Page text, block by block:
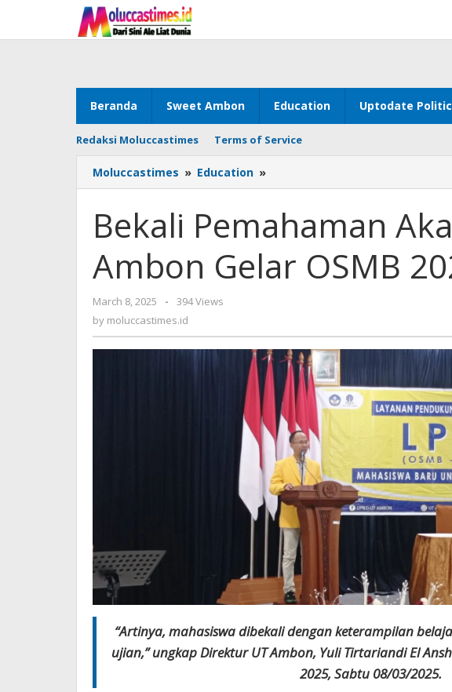
content
Beranda Sweet Ambon Education Uptodate
Redaksi Moluccastimes Terms of Service
Moluccastimes » Education »
Pemahaman
UT
Ambon
OSMB
Bekali Pemahaman
Ambon Gelar OSMB
March 8, 2025
by
moluccastimes.id
-
394 Views
by moluccastimes.id
“Artinya, mahasiswa dibekali dengan keterampilan
ujian,” ungkap Direktur UT Ambon, Yuli Tirtariandi El
2025, Sabtu 08/03/2025.